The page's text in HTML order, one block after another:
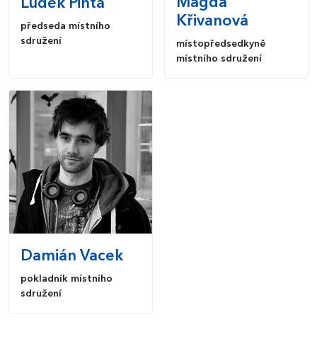
Luděk Pinta
předseda místního
sdružení
Magda
Křivanová
místopředsedkyně
místního sdružení
Damián Vacek
pokladník místního
sdružení